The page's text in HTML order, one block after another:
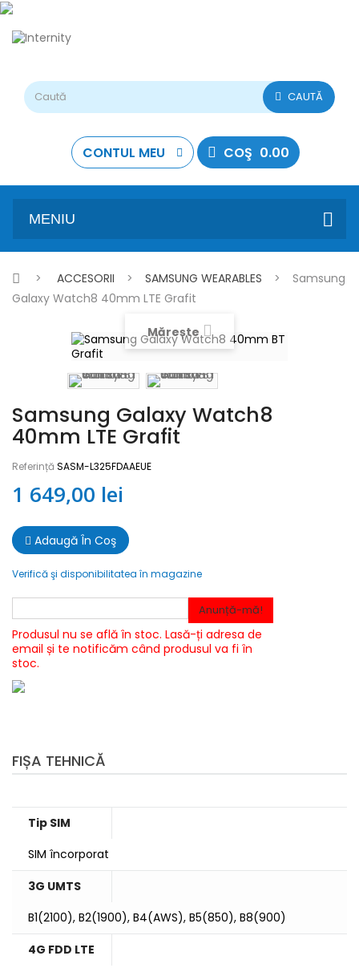
CAUTĂ
CONTUL MEU COŞ 0.00
MENIU
> ACCESORII > SAMSUNG WEARABLES >
Samsung
Galaxy Watch8 40mm LTE Grafit
Mărește
Samsung Galaxy Watch8
40mm LTE Grafit
Referință SASM-L325FDAAEUE
1 649,00 lei
Adaugă În Coş
Verifică şi disponibilitatea în magazine
Anunță-mă!
Produsul nu se află în stoc. Lasă-ți adresa de
email și te notificăm când produsul va fi în
stoc.
FIȘA TEHNICĂ
Tip SIM
SIM încorporat
3G UMTS
B1(2100), B2(1900), B4(AWS), B5(850), B8(900)
4G FDD LTE